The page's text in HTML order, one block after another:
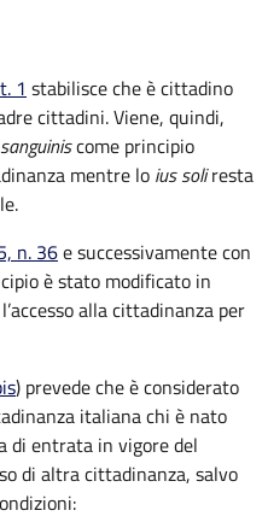
1 stabilisce che è cittadino
cittadini. Viene, quindi,
come principio
mentre lo ius soliresta
n. 36e successivamente con
è stato modificato in
alla cittadinanza per
) prevede cheèconsiderato
italiana chi è nato
di entrata in vigore del
di altra cittadinanza, salvo